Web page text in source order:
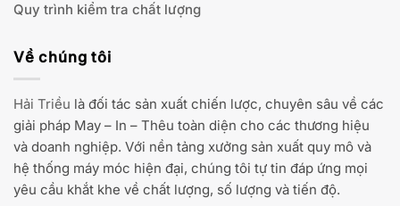
Quy trình kiểm tra chất lượng
Về chúng tôi
Hải Triều là đối tác sản xuất chiến lược, chuyên sâu về các
giải pháp May – In – Thêu toàn diện cho các thương hiệu
và doanh nghiệp. Với nền tảng xưởng sản xuất quy mô và
hệ thống máy móc hiện đại, chúng tôi tự tin đáp ứng mọi
yêu cầu khắt khe về chất lượng, số lượng và tiến độ.